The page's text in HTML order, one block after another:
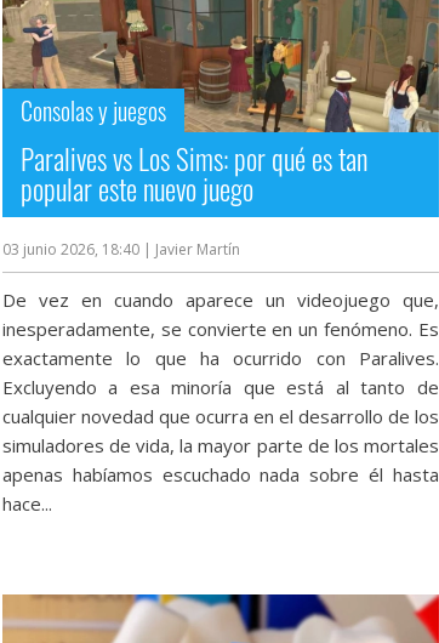
Consolas y juegos
Paralives vs Los Sims: por qué es tan
popular este nuevo juego
03 junio 2026, 18:40 | Javier Martín
De vez en cuando aparece un videojuego que,
inesperadamente, se convierte en un fenómeno. Es
exactamente lo que ha ocurrido con Paralives.
Excluyendo a esa minoría que está al tanto de
cualquier novedad que ocurra en el desarrollo de los
simuladores de vida, la mayor parte de los mortales
apenas habíamos escuchado nada sobre él hasta
hace...